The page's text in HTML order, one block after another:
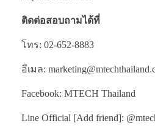
ติดต่อสอบถามได้ที่
โทร: 02-652-8883
อีเมล:
Facebook: MTECH Thailand
Line Official [Add friend]: